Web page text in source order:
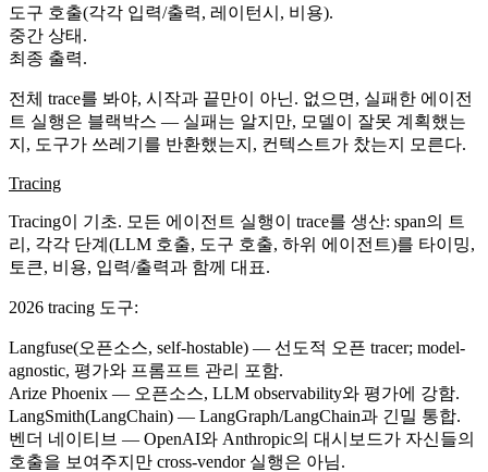
도구 호출(각각 입력/출력, 레이턴시, 비용).
중간 상태.
최종 출력.
전체 trace를 봐야, 시작과 끝만이 아닌. 없으면, 실패한 에이전
트 실행은 블랙박스 — 실패는 알지만, 모델이 잘못 계획했는
지, 도구가 쓰레기를 반환했는지, 컨텍스트가 찼는지 모른다.
Tracing
Tracing이 기초. 모든 에이전트 실행이 trace를 생산: span의 트
리, 각각 단계(LLM 호출, 도구 호출, 하위 에이전트)를 타이밍,
토큰, 비용, 입력/출력과 함께 대표.
2026 tracing 도구:
Langfuse(오픈소스, self-hostable) — 선도적 오픈 tracer; model-
agnostic, 평가와 프롬프트 관리 포함.
Arize Phoenix — 오픈소스, LLM observability와 평가에 강함.
LangSmith(LangChain) — LangGraph/LangChain과 긴밀 통합.
벤더 네이티브 — OpenAI와 Anthropic의 대시보드가 자신들의
호출을 보여주지만 cross-vendor 실행은 아님.